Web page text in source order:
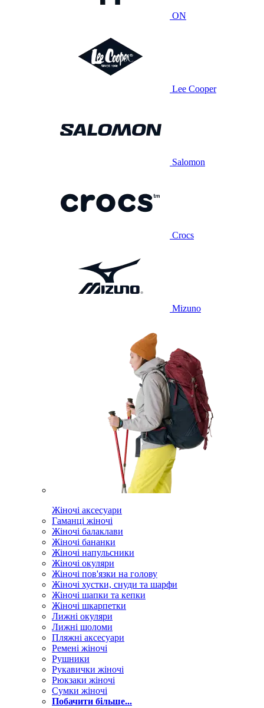
ON
Lee Cooper
Salomon
Crocs
Mizuno
Жіночі аксесуари
Гаманці жіночі
Жіночі балаклави
Жіночі бананки
Жіночі напульсники
Жіночі окуляри
Жіночі пов'язки на голову
Жіночі хустки, снуди та шарфи
Жіночі шапки та кепки
Жіночі шкарпетки
Лижні окуляри
Лижні шоломи
Пляжні аксесуари
Ремені жіночі
Рушники
Рукавички жіночі
Рюкзаки жіночі
Сумки жіночі
Побачити більше...